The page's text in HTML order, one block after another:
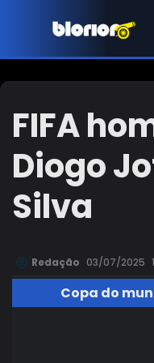
FIFA
Diogo
Silva
Redação 03/07/2025
Copa do